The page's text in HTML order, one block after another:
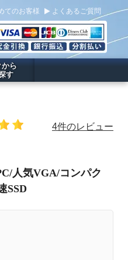
てのお客様 よくあるご質問
から
す
4件のレビュー
人気VGA/コンパク
SSD